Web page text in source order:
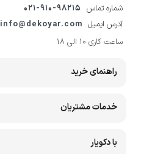
شماره تماس 021-910-98215
آدرس ایمیل info@dekoyar.com
ساعت کاری 10 الی 18
راهنمای خرید
خدمات مشتریان
با دکویار